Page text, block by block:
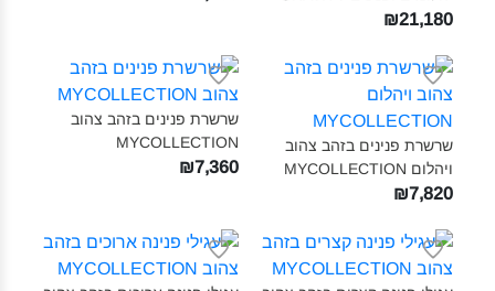
₪21,180
שרשרת פנינים בזהב צהוב
ויהלום MYCOLLECTION‎
₪7,820
שרשרת פנינים בזהב צהוב
MYCOLLECTION‎
₪7,360